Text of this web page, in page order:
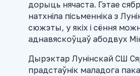
дорыць нячаста. Гэтае
натхніла пісьменніка з
сюжэты, у якіх і сёння
аднавяскоўцаў абодвух
Дырэктар Лунінскай СШ
прадстаўнік маладога